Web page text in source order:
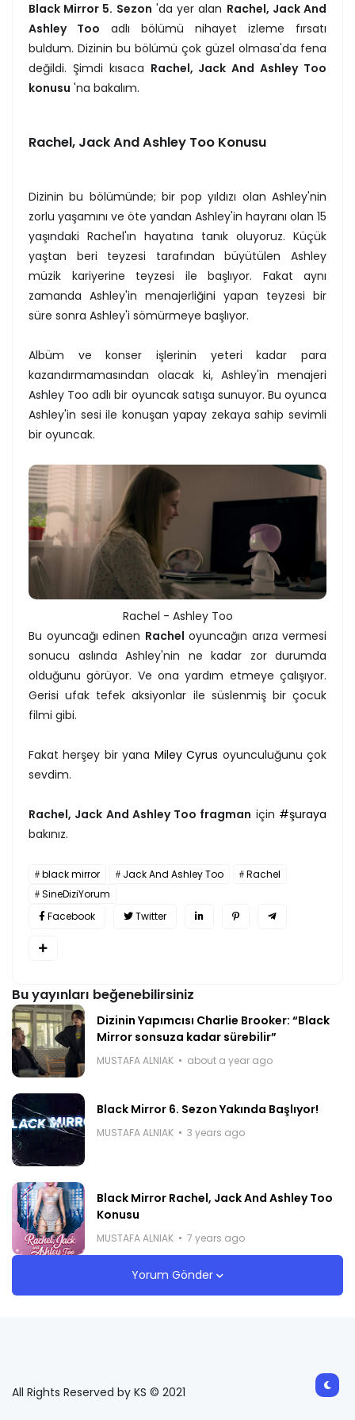
Black Mirror 5. Sezon 'da yer alan Rachel, Jack And
Ashley Too adlı bölümü nihayet izleme fırsatı
buldum. Dizinin bu bölümü çok güzel olmasa'da fena
değildi. Şimdi kısaca Rachel, Jack And Ashley Too
konusu 'na bakalım.
Rachel, Jack And Ashley Too Konusu
Dizinin bu bölümünde; bir pop yıldızı olan Ashley'nin
zorlu yaşamını ve öte yandan Ashley'in hayranı olan 15
yaşındaki Rachel'ın hayatına tanık oluyoruz. Küçük
yaştan beri teyzesi tarafından büyütülen Ashley
müzik kariyerine teyzesi ile başlıyor. Fakat aynı
zamanda Ashley'in menajerliğini yapan teyzesi bir
süre sonra Ashley'i sömürmeye başlıyor.
Albüm ve konser işlerinin yeteri kadar para
kazandırmamasından olacak ki, Ashley'in menajeri
Ashley Too adlı bir oyuncak satışa sunuyor. Bu oyunca
Ashley'in sesi ile konuşan yapay zekaya sahip sevimli
bir oyuncak.
Rachel - Ashley Too
Bu oyuncağı edinen Rachel oyuncağın arıza vermesi
sonucu aslında Ashley'nin ne kadar zor durumda
olduğunu görüyor. Ve ona yardım etmeye çalışıyor.
Gerisi ufak tefek aksiyonlar ile süslenmiş bir çocuk
filmi gibi.
Fakat herşey bir yana Miley Cyrus oyunculuğunu çok
sevdim.
Rachel, Jack And Ashley Too fragman için #şuraya
bakınız.
black mirror Jack And Ashley Too
Rachel
SineDiziYorum
Facebook
Twitter
Bu yayınları beğenebilirsiniz
Dizinin Yapımcısı Charlie Brooker: “Black
Mirror sonsuza kadar sürebilir”
MUSTAFA ALNIAK about a year ago
Black Mirror 6. Sezon Yakında Başlıyor!
MUSTAFA ALNIAK 3 years ago
Black Mirror Rachel, Jack And Ashley Too
Konusu
MUSTAFA ALNIAK 7 years ago
Yorum Gönder
All Rights Reserved by KS © 2021